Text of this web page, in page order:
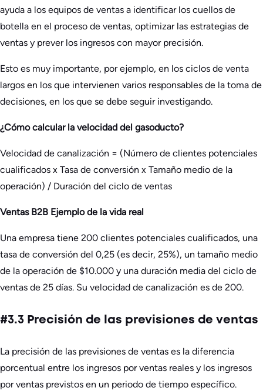
ayuda a los equipos de ventas a identificar los cuellos de
botella en el proceso de ventas, optimizar las estrategias de
ventas y prever los ingresos con mayor precisión.
Esto es muy importante, por ejemplo, en los ciclos de venta
largos en los que intervienen varios responsables de la toma de
decisiones, en los que se debe seguir investigando.
¿Cómo calcular la velocidad del gasoducto?
Velocidad de canalización = (Número de clientes potenciales
cualificados x Tasa de conversión x Tamaño medio de la
operación) / Duración del ciclo de ventas
Ventas B2B Ejemplo de la vida real
Una empresa tiene 200 clientes potenciales cualificados, una
tasa de conversión del 0,25 (es decir, 25%), un tamaño medio
de la operación de $10.000 y una duración media del ciclo de
ventas de 25 días. Su velocidad de canalización es de 200.
#3.3 Precisión de las previsiones de ventas
La precisión de las previsiones de ventas es la diferencia
porcentual entre los ingresos por ventas reales y los ingresos
por ventas previstos en un periodo de tiempo específico.